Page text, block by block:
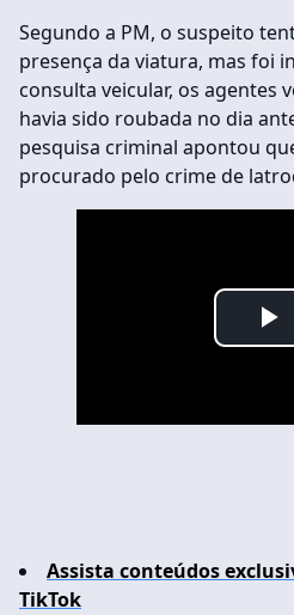
Segundo a PM, o suspeito
presença da viatura, mas foi
consulta veicular, os agentes
havia sido roubada no dia
pesquisa criminal apontou
procurado pelo crime de
Assista conteúdos
TikTok